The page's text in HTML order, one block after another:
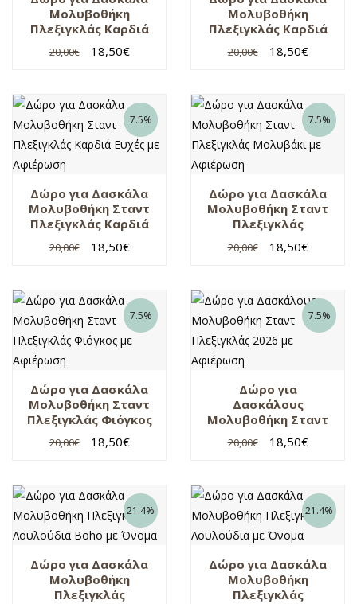
Σχολικές
Μολυβοθήκες
Τσάντες
καλό
καλοκαίρι
κορνίζα
μολυβοθήκη
πλεξιγκλάς
μπρελόκ
ξύλινο
Πήλινη
μολυβοθήκη
κούπα
Προσωποποιημένο
Κερί
Δώρα
σχολείο
Σχολικά
Αναμνηστικά
από όλη την
τάξη
Υφασμάτινη
Μολυβοθήκη
Μολυβοθήκη
Πλεξιγκλάς Καρδιά
Αγόρι
20,00€ 18,50€
Μολυβοθήκη
Πλεξιγκλάς Καρδιά
Κορίτσι
20,00€ 18,50€
7.5%
Δώρο για Δασκάλα
Μολυβοθήκη Σταντ
Πλεξιγκλάς Καρδιά
20,00€ 18,50€
7.5%
Δώρο για Δασκάλα
Μολυβοθήκη Σταντ
Πλεξιγκλάς
Αφιέρωση
20,00€ 18,50€
7.5%
Δώρο για Δασκάλα
Μολυβοθήκη Σταντ
Πλεξιγκλάς Φιόγκος
20,00€ 18,50€
7.5%
Δώρο για
Δασκάλους
Μολυβοθήκη Σταντ
Αφιέρωση
20,00€ 18,50€
21.4%
Δώρο για Δασκάλα
Μολυβοθήκη
Πλεξιγκλάς
21.4%
Δώρο για Δασκάλα
Μολυβοθήκη
Πλεξιγκλάς